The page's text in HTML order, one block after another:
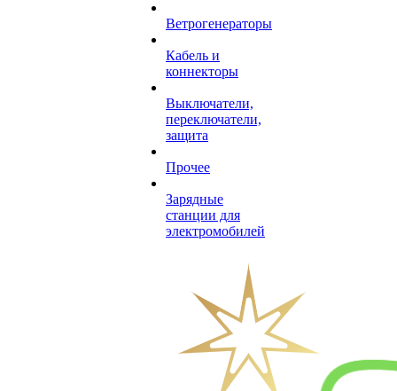
Ветрогенераторы
Кабель и
коннекторы
Выключатели,
переключатели,
защита
Прочее
Зарядные
станции для
электромобилей